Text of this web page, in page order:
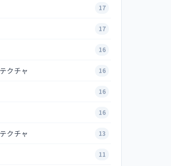
17
17
16
クチャ 16
16
16
クチャ 13
11